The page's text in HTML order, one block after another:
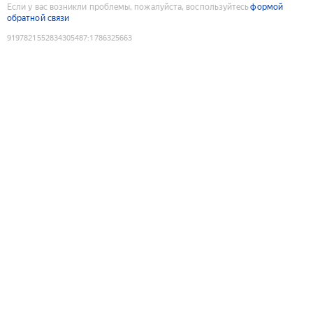
Если у вас возникли проблемы, пожалуйста, воспользуйтесьформой
обратной связи
9197821552834305487:1786325663